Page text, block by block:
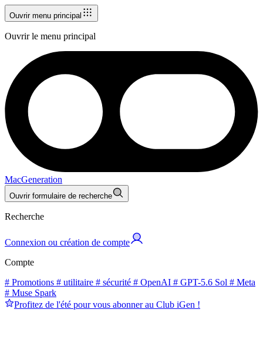
Ouvrir menu principal
Ouvrir le menu principal
MacGeneration
Ouvrir formulaire de recherche
Recherche
Connexion ou création de compte
Compte
# Promotions # utilitaire # sécurité # OpenAI # GPT-5.6 Sol # Meta
# Muse Spark
Profitez de l'été pour vous abonner au Club iGen !